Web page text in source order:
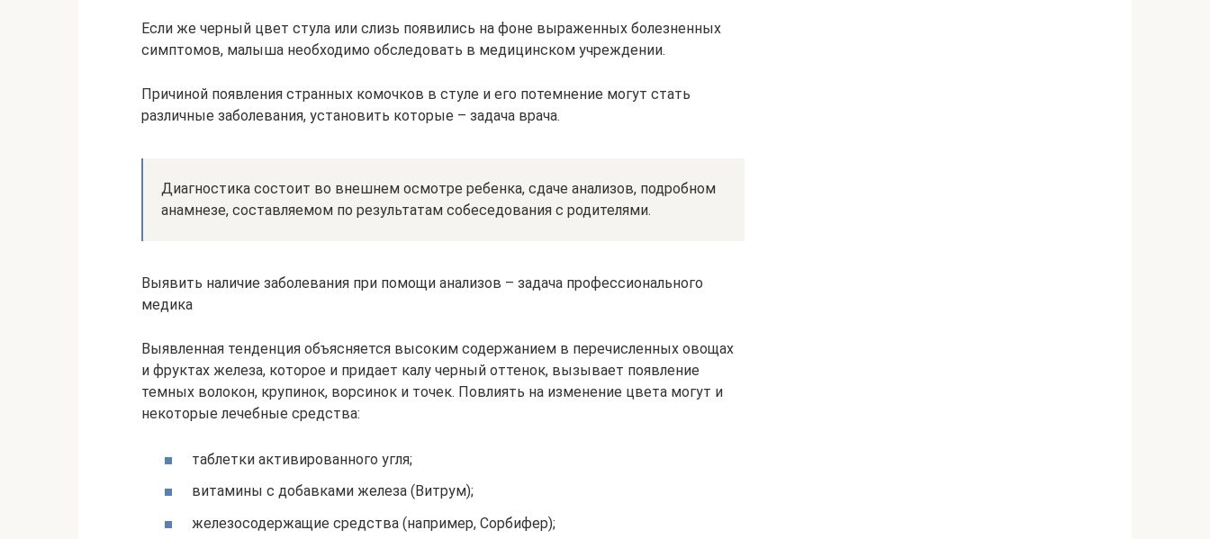
Если же черный цвет стула или слизь появились на фоне выраженных болезненных
симптомов, малыша необходимо обследовать в медицинском учреждении.
Причиной появления странных комочков в стуле и его потемнение могут стать
различные заболевания, установить которые – задача врача.
Диагностика состоит во внешнем осмотре ребенка, сдаче анализов, подробном
анамнезе, составляемом по результатам собеседования с родителями.
Выявить наличие заболевания при помощи анализов – задача профессионального
медика
Выявленная тенденция объясняется высоким содержанием в перечисленных овощах
и фруктах железа, которое и придает калу черный оттенок, вызывает появление
темных волокон, крупинок, ворсинок и точек. Повлиять на изменение цвета могут и
некоторые лечебные средства:
таблетки активированного угля;
витамины с добавками железа (Витрум);
железосодержащие средства (например, Сорбифер);